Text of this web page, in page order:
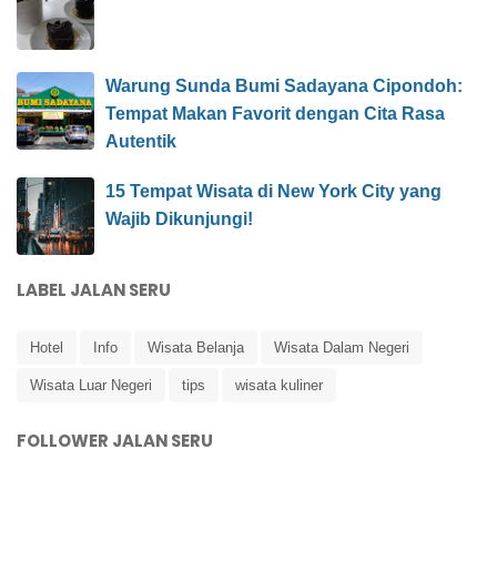
Warung Sunda Bumi Sadayana Cipondoh:
Tempat Makan Favorit dengan Cita Rasa
Autentik
15 Tempat Wisata di New York City yang
Wajib Dikunjungi!
LABEL JALAN SERU
Hotel Info Wisata Belanja Wisata Dalam Negeri
Wisata Luar Negeri tips wisata kuliner
FOLLOWER JALAN SERU